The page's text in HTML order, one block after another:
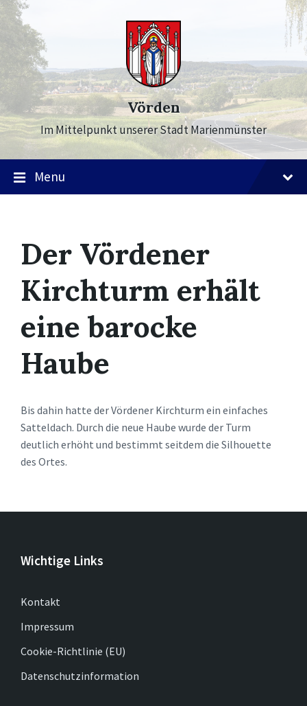
Skip
to
content
Skip
to
main
navigation
Skip
to
footer
Vörden
Im Mittelpunkt unserer Stadt Marienmünster
Menu
Der Vördener
Kirchturm erhält
eine barocke
Haube
Bis dahin hatte der Vördener Kirchturm ein einfaches
Satteldach. Durch die neue Haube wurde der Turm
deutlich erhöht und bestimmt seitdem die Silhouette
des Ortes.
Wichtige Links
Kontakt
Impressum
Cookie-Richtlinie (EU)
Datenschutzinformation